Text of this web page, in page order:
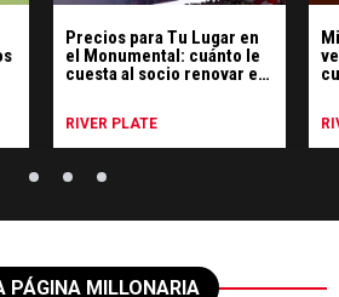
Precios para Tu Lugar en
el Monumental: cuánto le
cuesta al socio renovar el
RIVER PLATE
PÁGINA MILLONARIA